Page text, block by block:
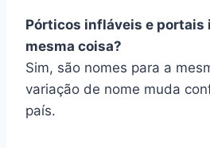
Pórticos infláveis e portais
mesma coisa?
Sim, são nomes para a
variação de nome muda
país.